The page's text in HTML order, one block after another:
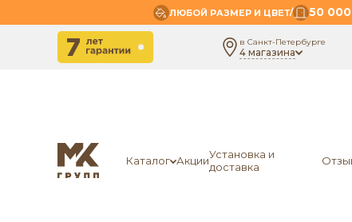
ЛЮБОЙ РАЗМЕР И ЦВЕТ/ 50 000
в Санкт-Петербурге
4 магазина
Каталог АкцииУстановка и
доставка
Главная MK